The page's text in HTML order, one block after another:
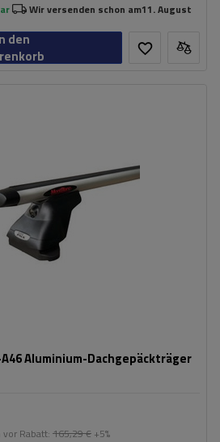
Wir versenden schon am11. August
den
Aluminium-Dachgepäckträger
Rabatt: 165,29 € +5%